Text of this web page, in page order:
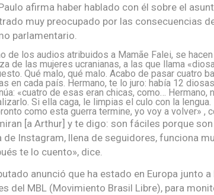
afirma haber hablado con él sobre el
muy preocupado por las consecuencias
parlamentario.
de los audios atribuidos a Mamãe Falei, se
de las mujeres ucranianas, a las que llama
Qué malo, qué malo. Acabo de pasar cuatro
en cada país. Hermano, te lo juro: había 12
«cuatro de esas eran chicas, como… Hermano,
Si ella caga, le limpias el culo con la
como esta guerra termine, yo voy a volver» ,
[a Arthur] y te digo: son fáciles porque
de Instagram, llena de seguidores, funciona
te lo cuento», dice.
anunció que ha estado en Europa junto a
del MBL (Movimiento Brasil Libre), para